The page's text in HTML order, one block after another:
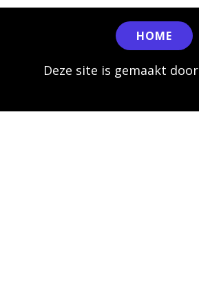
HOME
Deze site is gemaakt door